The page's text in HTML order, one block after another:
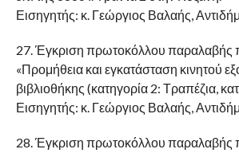
Εισηγητής: κ. Γεώργιος Βαλαής,
27. Έγκριση πρωτοκόλλου παραλαβής
«Προμήθεια και εγκατάσταση κινητού
βιβλιοθήκης (κατηγορία 2: Τραπέζια,
Εισηγητής: κ. Γεώργιος Βαλαής,
28. Έγκριση πρωτοκόλλου παραλαβής